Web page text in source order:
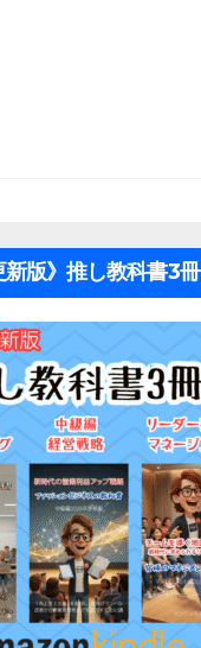
新版》推し教科書3冊